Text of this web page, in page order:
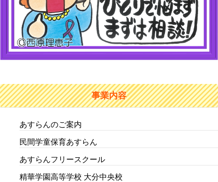
事業内容
あすらんのご案内
民間学童保育あすらん
あすらんフリースクール
精華学園高等学校 大分中央校